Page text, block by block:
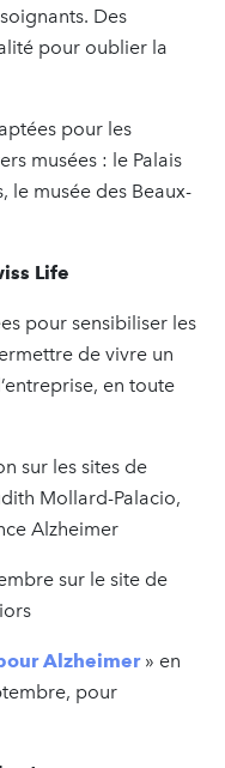
Des
pour oublier la
pour les
musées : le Palais
le musée des Beaux-
Life
pour sensibiliser les
de vivre un
en toute
sur les sites de
Mollard-Palacio,
Alzheimer
sur le site de
Alzheimer » en
pour